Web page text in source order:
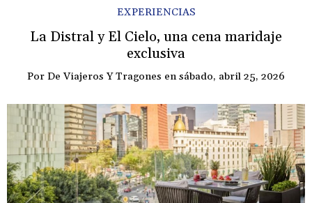
EXPERIENCIAS
La Distral y El Cielo, una cena maridaje
exclusiva
Por De Viajeros Y Tragones ensábado, abril 25, 2026